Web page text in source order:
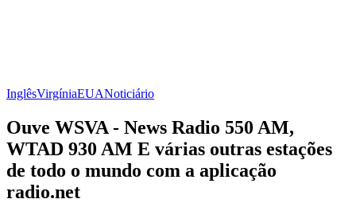
InglêsVirgíniaEUANoticiário
Ouve WSVA - News Radio 550 AM,
WTAD 930 AM E várias outras estações
de todo o mundo com a aplicação
radio.net